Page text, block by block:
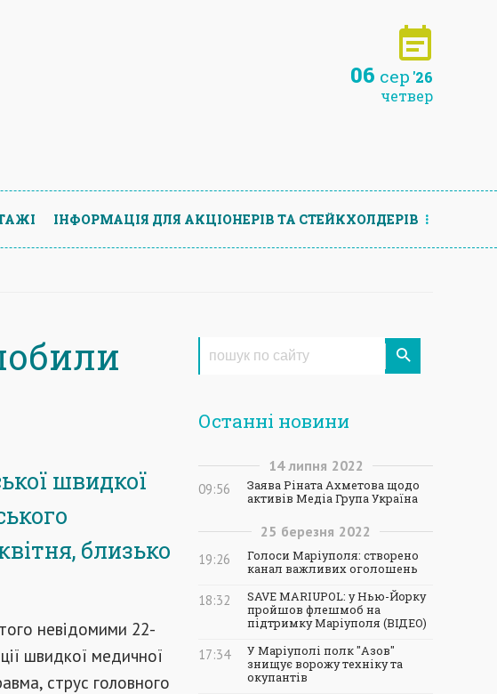
06 сер '26
четвер
ІНФОРМАЦIЯ ДЛЯ АКЦIОНЕРIВ ТА СТЕЙКХОЛДЕРIВ
швидкої
близько
невідомими 22-
швидкої медичної
струс головного
Останні новини
14 липня 2022
09:56
Заява Ріната Ахметова щодо
активів Медіа Група Україна
25 березня 2022
19:26
Голоси Маріуполя: створено
канал важливих оголошень
18:32
SAVE MARIUPOL: у Нью-Йорку
пройшов флешмоб на
підтримку Маріуполя (ВІДЕО)
17:34
У Маріуполі полк "Азов"
знищує ворожу техніку та
окупантів